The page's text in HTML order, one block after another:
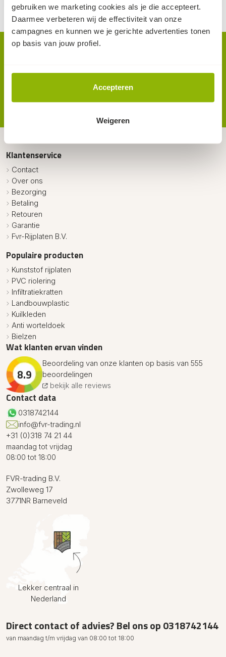
gebruiken we marketing cookies als je die accepteert.
Daarmee verbeteren wij de effectiviteit van onze
campagnes en kunnen we je gerichte advertenties tonen
op basis van jouw profiel.
Accepteren
Weigeren
Nieuwsbrief.
aanmelden
Klantenservice
Contact
Over ons
Bezorging
Betaling
Retouren
Garantie
Fvr-Rijplaten B.V.
Populaire producten
Kunststof rijplaten
PVC riolering
Infiltratiekratten
Landbouwplastic
Kuilkleden
Anti worteldoek
Bielzen
Wat klanten ervan vinden
8.9
Beoordeling van onze klanten op basis van 555
beoordelingen
bekijk alle reviews
Contact data
0318742144
info@fvr-trading.nl
+31 (0)318 74 21 44
maandag tot vrijdag
08:00 tot 18:00
FVR-trading B.V.
Zwolleweg 17
3771NR Barneveld
Lekker centraal in
Nederland
Direct contact of advies? Bel ons op0318742144
van maandag t/m vrijdag van 08:00 tot 18:00